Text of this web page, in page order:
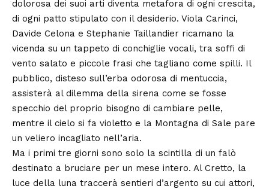
dolorosa dei suoi arti diventa metafora di ogni crescita,
di ogni patto stipulato con il desiderio. Viola Carinci,
Davide Celona e Stephanie Taillandier ricamano la
vicenda su un tappeto di conchiglie vocali, tra soffi di
vento salato e piccole frasi che tagliano come spilli. Il
pubblico, disteso sull’erba odorosa di mentuccia,
assisterà al dilemma della sirena come se fosse
specchio del proprio bisogno di cambiare pelle,
mentre il cielo si fa violetto e la Montagna di Sale pare
un veliero incagliato nell’aria.
Ma i primi tre giorni sono solo la scintilla di un falò
destinato a bruciare per un mese intero. Al Cretto, la
luce della luna traccerà sentieri d’argento su cui attori,